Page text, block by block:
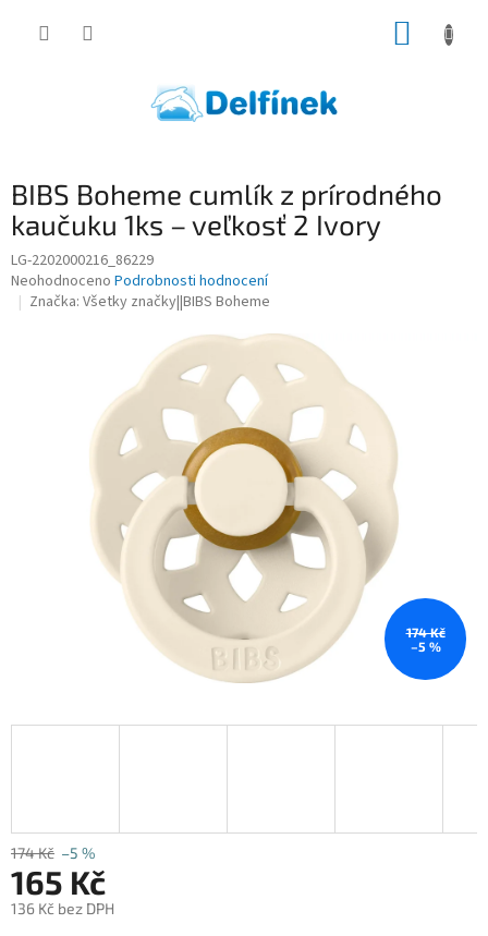
BIBS Boheme cumlík z prírodného
kaučuku 1ks – veľkosť 2 Ivory
LG-2202000216_86229
Průměrné
hodnocení
Neohodnoceno Podrobnosti hodnocení
Značka: Všetky značky||BIBS Boheme
174 Kč
–5 %
174 Kč –5 %
165 Kč
136 Kč bez DPH